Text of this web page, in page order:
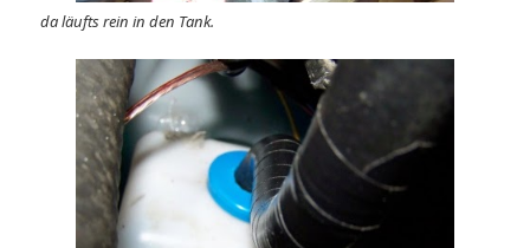
da läufts rein in den Tank.